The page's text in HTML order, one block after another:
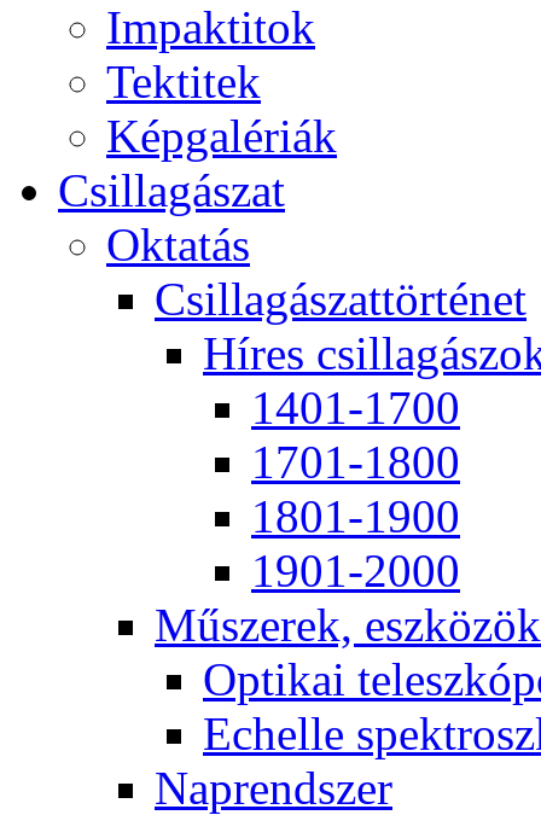
Imp­ak­ti­tok
Tek­ti­tek
Kép­ga­lé­ri­ák
Csil­la­gá­szat
Ok­ta­tás
Csil­la­gá­szat­tör­té­net
Hí­res
1401-1700
1701-1800
1801-1900
1901-2000
Mű­sze­rek, esz­kö­zök
Op­ti­kai
Echel­le
Nap­rend­szer